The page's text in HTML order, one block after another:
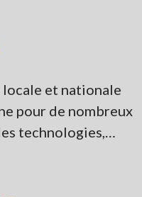
locale et nationale
pour de nombreux
technologies,…